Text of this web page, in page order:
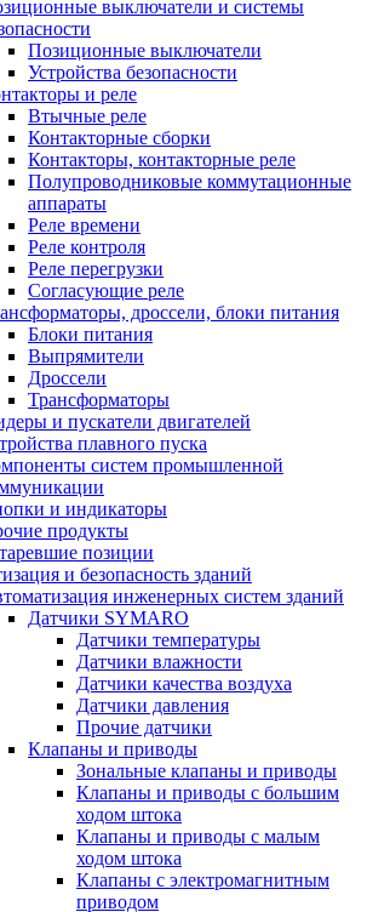
выключатели и системы
Позиционные выключатели
Устройства безопасности
и реле
Втычные реле
Контакторные сборки
Контакторы, контакторные реле
Полупроводниковые коммутационные
аппараты
Реле времени
Реле контроля
Реле перегрузки
Согласующие реле
дроссели, блоки питания
Блоки питания
Выпрямители
Дроссели
Трансформаторы
и пускатели двигателей
плавного пуска
систем промышленной
и индикаторы
продукты
позиции
и безопасность зданий
инженерных систем зданий
Датчики SYMARO
Датчики температуры
Датчики влажности
Датчики качества воздуха
Датчики давления
Прочие датчики
Клапаны и приводы
Зональные клапаны и приводы
Клапаны и приводы с большим
ходом штока
Клапаны и приводы с малым
ходом штока
Клапаны с электромагнитным
приводом